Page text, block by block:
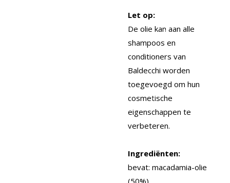
Let op:
De olie kan aan alle
shampoos en
conditioners van
Baldecchi worden
toegevoegd om hun
cosmetische
eigenschappen te
verbeteren.
Ingrediënten:
bevat: macadamia-olie
(50%).